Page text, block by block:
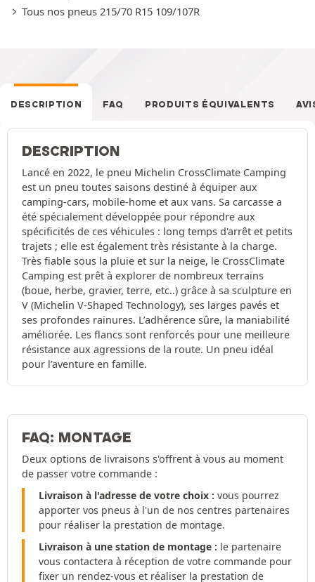
Tous nos pneus 215/70 R15 109/107R
DESCRIPTION FAQ PRODUITS ÉQUIVALENTS
DESCRIPTION
Lancé en 2022, le pneu Michelin CrossClimate Camping
est un pneu toutes saisons destiné à équiper aux
camping-cars, mobile-home et aux vans. Sa carcasse a
été spécialement développée pour répondre aux
spécificités de ces véhicules : long temps d'arrêt et petits
trajets ; elle est également très résistante à la charge.
Très fiable sous la pluie et sur la neige, le CrossClimate
Camping est prêt à explorer de nombreux terrains
(boue, herbe, gravier, terre, etc..) grâce à sa sculpture en
V (Michelin V-Shaped Technology), ses larges pavés et
ses profondes rainures. L’adhérence sûre, la maniabilité
améliorée. Les flancs sont renforcés pour une meilleure
résistance aux agressions de la route. Un pneu idéal
pour l’aventure en famille.
FAQ: MONTAGE
Deux options de livraisons s'offrent à vous au moment
de passer votre commande :
Livraison à l'adresse de votre choix : vous pourrez
apporter vos pneus à l'un de nos centres partenaires
pour réaliser la prestation de montage.
Livraison à une station de montage : le partenaire
vous contactera à réception de votre commande pour
fixer un rendez-vous et réaliser la prestation de